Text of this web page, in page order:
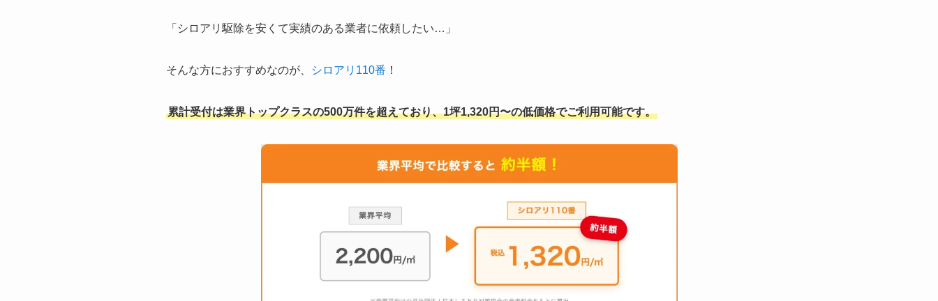
「シロアリ駆除を安くて実績のある業者に依頼したい…」
そんな方におすすめなのが、 シロアリ110番 ！
累計受付は業界トップクラスの500万件を超えており、1坪1,320円〜の低価格でご利用可能です。